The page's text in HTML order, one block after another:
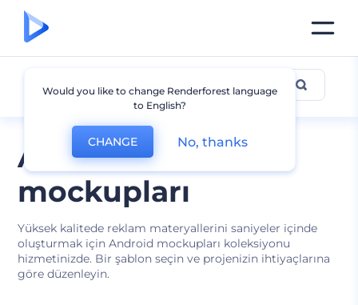
Android cihaz
mockupları
Yüksek kalitede reklam materyallerini saniyeler içinde
oluşturmak için Android mockupları koleksiyonu
hizmetinizde. Bir şablon seçin ve projenizin ihtiyaçlarına
göre düzenleyin.
Android Mockup
Would you like to change Renderforest language
to English?
CHANGE No, thanks